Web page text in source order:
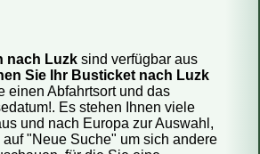
nach Luzk sind verfügbar aus
Sie Ihr Busticket nach Luzk
einen Abfahrtsort und das
Es stehen Ihnen viele
und nach Europa zur Auswahl,
"Neue Suche" um sich andere